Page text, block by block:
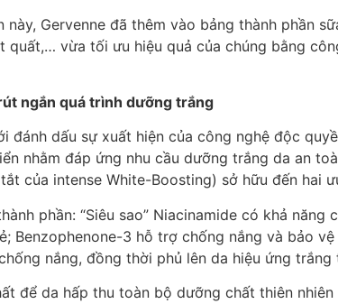
Gervenne đã thêm vào bảng thành phần
quất,… vừa tối ưu hiệu quả của chúng bằng
ngắn quá trình dưỡng trắng
đánh dấu sự xuất hiện của công nghệ độc
nhằm đáp ứng nhu cầu dưỡng trắng da an
của intense White-Boosting) sở hữu đến hai
phần: “Siêu sao” Niacinamide có khả
Benzophenone-3 hỗ trợ chống nắng và bảo
nắng, đồng thời phủ lên da hiệu ứng
để da hấp thu toàn bộ dưỡng chất thiên